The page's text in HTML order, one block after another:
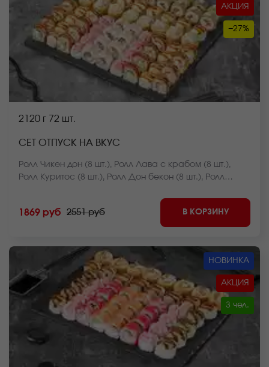
АКЦИЯ
−27%
2120 г 72 шт.
СЕТ ОТПУСК НА ВКУС
Ролл Чикен дон (8 шт.), Ролл Лава с крабом (8 шт.),
Ролл Куритос (8 шт.), Ролл Дон бекон (8 шт.), Ролл
курицей запеченный (8 шт.), Ролл Оливье темпура (8
шт.), Ролл Калифорния темпура (8 шт.), Ролл Лосось
фри темпура (8 шт.) *Внешний вид блюда может
1869 руб 2551 руб В КОРЗИНУ
НОВИНКА
АКЦИЯ
3 чел.